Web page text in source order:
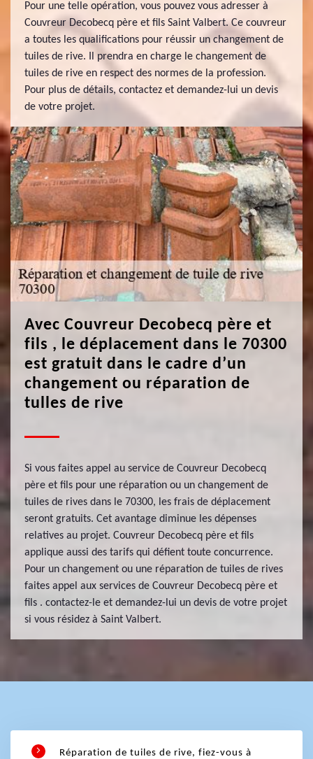
Pour une telle opération, vous pouvez vous adresser à
Couvreur Decobecq père et fils Saint Valbert. Ce couvreur
a toutes les qualifications pour réussir un changement de
tuiles de rive. Il prendra en charge le changement de
tuiles de rive en respect des normes de la profession.
Pour plus de détails, contactez et demandez-lui un devis
de votre projet.
Avec Couvreur Decobecq père et
fils , le déplacement dans le 70300
est gratuit dans le cadre d’un
changement ou réparation de
tulles de rive
Si vous faites appel au service de Couvreur Decobecq
père et fils pour une réparation ou un changement de
tuiles de rives dans le 70300, les frais de déplacement
seront gratuits. Cet avantage diminue les dépenses
relatives au projet. Couvreur Decobecq père et fils
applique aussi des tarifs qui défient toute concurrence.
Pour un changement ou une réparation de tuiles de rives
faites appel aux services de Couvreur Decobecq père et
fils . contactez-le et demandez-lui un devis de votre projet
si vous résidez à Saint Valbert.
Réparation de tuiles de rive, fiez-vous à